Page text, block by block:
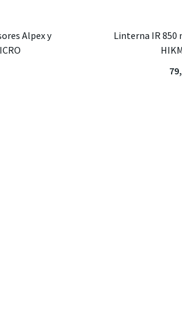
Alpex y
Linterna IR 850